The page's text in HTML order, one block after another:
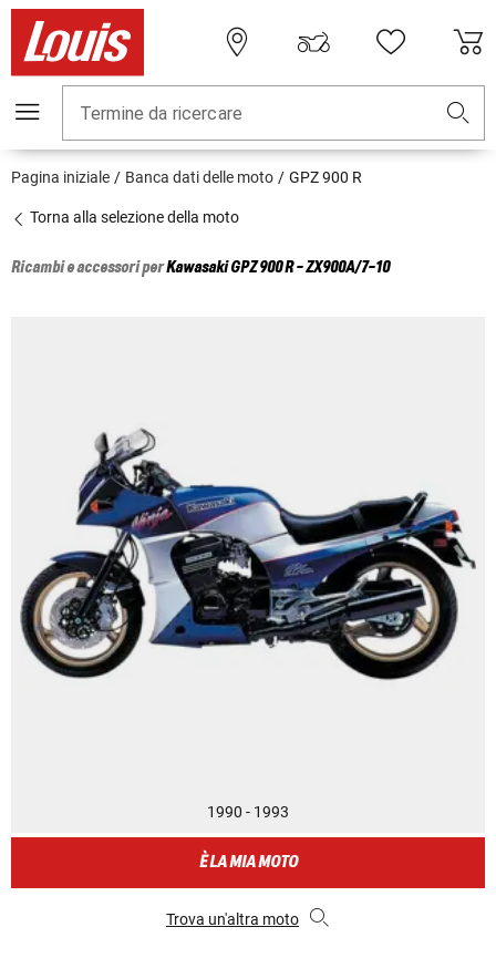
Termine da ricercare
Pagina iniziale Banca dati delle moto GPZ 900 R
Torna alla selezione della moto
Ricambi e accessori perKawasakiGPZ 900 R - ZX900A/7-10
1990 - 1993
È LA MIA MOTO
Trova un'altra moto